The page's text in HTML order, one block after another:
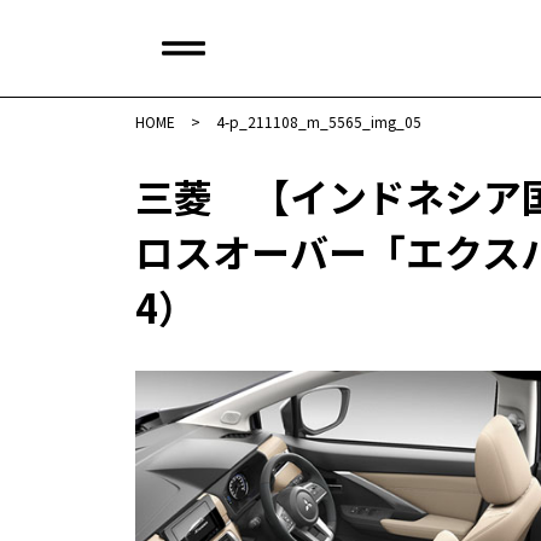
HOME > 4-p_211108_m_5565_img_05
三菱 【インドネシア
ロスオーバー「エク
4）